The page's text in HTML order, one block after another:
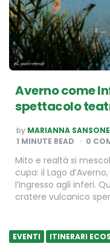
Averno come
spettacolo
POSTED
BY
by MARIANNA SANSONE
1 MINUTE READ 0
Mito e realtà si
cupa: il Lago
l’ingresso agli inferi.
cratere vulcanico
EVENTI ITINERARI